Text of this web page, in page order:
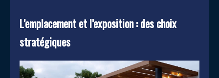
L’emplacement et l’exposition : des choix
stratégiques